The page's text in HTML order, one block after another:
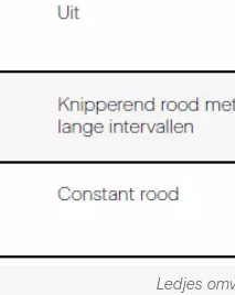
Ledjes